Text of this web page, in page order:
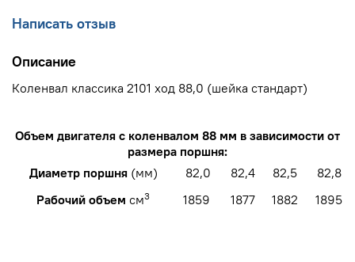
Написать отзыв
Описание
Коленвал классика 2101 ход 88,0 (шейка стандарт)
Объем двигателя с коленвалом 88 мм в зависимости от
размера поршня:
Диаметр поршня (мм) 82,0 82,4 82,5
82,8
Рабочий объем см3 1859 1877 1882 1895